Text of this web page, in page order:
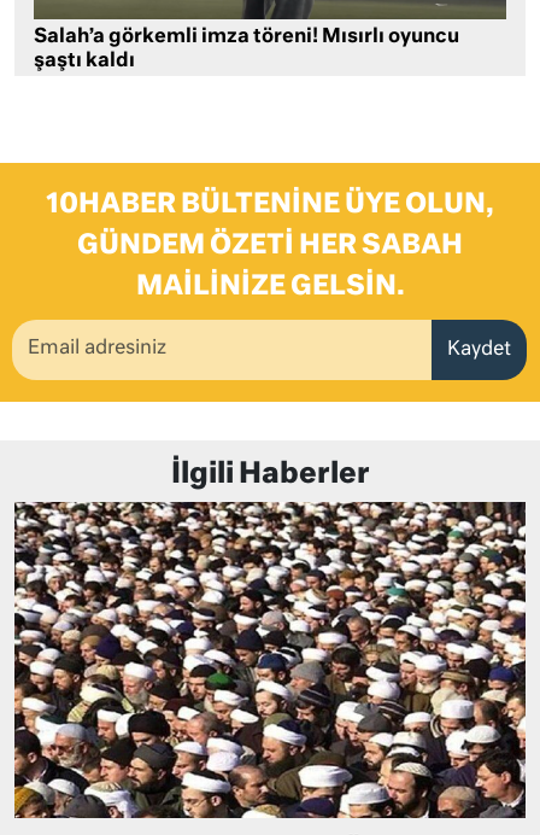
Salah’a görkemli imza töreni! Mısırlı oyuncu
şaştı kaldı
10HABER BÜLTENINE ÜYE OLUN,
GÜNDEM ÖZETI HER SABAH
MAILINIZE GELSIN.
Kaydet
İlgili Haberler